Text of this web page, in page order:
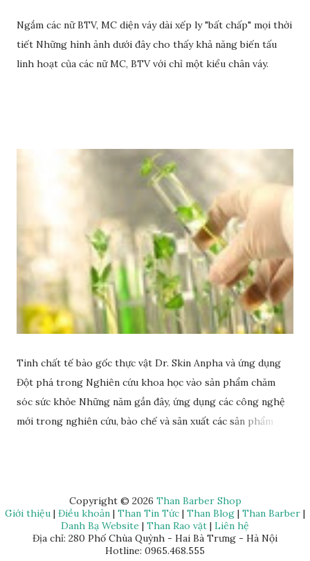
Ngắm các nữ BTV, MC diện váy dài xếp ly "bất chấp" mọi thời
tiết Những hình ảnh dưới đây cho thấy khả năng biến tấu
linh hoạt của các nữ MC, BTV với chỉ một kiểu chân váy.
Tinh chất tế bào gốc thực vật Dr. Skin Anpha và ứng dụng
Đột phá trong Nghiên cứu khoa học vào sản phẩm chăm
sóc sức khỏe Những năm gần đây, ứng dụng các công nghệ
mới trong nghiên cứu, bào chế và sản xuất các sản phẩm
dụng mà Anphagroup là một trong những đơn vị tiên phong
tiêu biểu. Đơn vị này đã ứng dụng rất nhiều các nghiên cứu
khoa học trong việc sản xuất, phát triển các sản phẩm chăm
sóc sức khỏe và đem lại nhiều thành tựu giá trị, đặc biệt là
Copyright © 2026 Than Barber Shop
Giới thiệu | Điều khoản | Than Tin Tức | Than Blog | Than Barber |
Danh Bạ Website | Than Rao vặt | Liên hệ
Địa chỉ: 280 Phố Chùa Quỳnh - Hai Bà Trưng - Hà Nội
Hotline: 0965.468.555